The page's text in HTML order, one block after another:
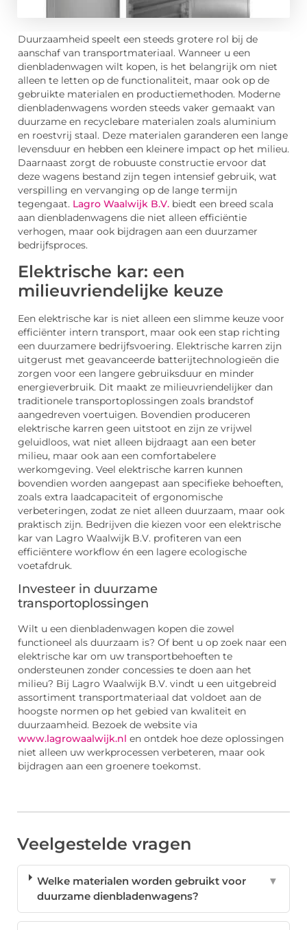
Duurzaamheid speelt een steeds grotere rol bij de
aanschaf van transportmateriaal. Wanneer u een
dienbladenwagen wilt kopen, is het belangrijk om niet
alleen te letten op de functionaliteit, maar ook op de
gebruikte materialen en productiemethoden. Moderne
dienbladenwagens worden steeds vaker gemaakt van
duurzame en recyclebare materialen zoals aluminium
en roestvrij staal. Deze materialen garanderen een lange
levensduur en hebben een kleinere impact op het milieu.
Daarnaast zorgt de robuuste constructie ervoor dat
deze wagens bestand zijn tegen intensief gebruik, wat
verspilling en vervanging op de lange termijn
tegengaat. Lagro Waalwijk B.V. biedt een breed scala
aan dienbladenwagens die niet alleen efficiëntie
verhogen, maar ook bijdragen aan een duurzamer
bedrijfsproces.
Elektrische kar: een
milieuvriendelijke keuze
Een elektrische kar is niet alleen een slimme keuze voor
efficiënter intern transport, maar ook een stap richting
een duurzamere bedrijfsvoering. Elektrische karren zijn
uitgerust met geavanceerde batterijtechnologieën die
zorgen voor een langere gebruiksduur en minder
energieverbruik. Dit maakt ze milieuvriendelijker dan
traditionele transportoplossingen zoals brandstof
aangedreven voertuigen. Bovendien produceren
elektrische karren geen uitstoot en zijn ze vrijwel
geluidloos, wat niet alleen bijdraagt aan een beter
milieu, maar ook aan een comfortabelere
werkomgeving. Veel elektrische karren kunnen
bovendien worden aangepast aan specifieke behoeften,
zoals extra laadcapaciteit of ergonomische
verbeteringen, zodat ze niet alleen duurzaam, maar ook
praktisch zijn. Bedrijven die kiezen voor een elektrische
kar van Lagro Waalwijk B.V. profiteren van een
efficiëntere workflow én een lagere ecologische
voetafdruk.
Investeer in duurzame
transportoplossingen
Wilt u een dienbladenwagen kopen die zowel
functioneel als duurzaam is? Of bent u op zoek naar een
elektrische kar om uw transportbehoeften te
ondersteunen zonder concessies te doen aan het
milieu? Bij Lagro Waalwijk B.V. vindt u een uitgebreid
assortiment transportmateriaal dat voldoet aan de
hoogste normen op het gebied van kwaliteit en
duurzaamheid. Bezoek de website via
www.lagrowaalwijk.nl en ontdek hoe deze oplossingen
niet alleen uw werkprocessen verbeteren, maar ook
bijdragen aan een groenere toekomst.
Veelgestelde vragen
Welke materialen worden gebruikt voor
duurzame dienbladenwagens?
▼